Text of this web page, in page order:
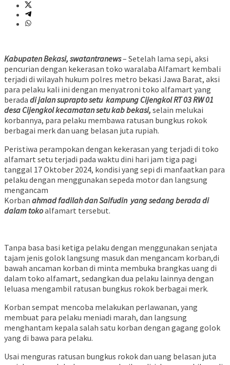
Kabupaten Bekasi, swatantranews– Setelah lama sepi, aksi
pencurian dengan kekerasan toko waralaba Alfamart kembali
terjadi di wilayah hukum polres metro bekasi Jawa Barat, aksi
para pelaku kali ini dengan menyatroni toko alfamart yang
berada di jalan suprapto setu kampung Cijengkol RT 03 RW 01
desa Cijengkol kecamatan setu kab bekasi, selain melukai
korbannya, para pelaku membawa ratusan bungkus rokok
berbagai merk dan uang belasan juta rupiah.
Peristiwa perampokan dengan kekerasan yang terjadi di toko
alfamart setu terjadi pada waktu dini hari jam tiga pagi
tanggal 17 Oktober 2024, kondisi yang sepi di manfaatkan para
pelaku dengan menggunakan sepeda motor dan langsung
mengancam
Korban ahmad fadilah dan Saifudin yang sedang berada di
dalam tokoalfamart tersebut.
Tanpa basa basi ketiga pelaku dengan menggunakan senjata
tajam jenis golok langsung masuk dan mengancam korban,di
bawah ancaman korban di minta membuka brangkas uang di
dalam toko alfamart, sedangkan dua pelaku lainnya dengan
leluasa mengambil ratusan bungkus rokok berbagai merk.
Korban sempat mencoba melakukan perlawanan, yang
membuat para pelaku meniadi marah, dan langsung
menghantam kepala salah satu korban dengan gagang golok
yang di bawa para pelaku.
Usai menguras ratusan bungkus rokok dan uang belasan juta